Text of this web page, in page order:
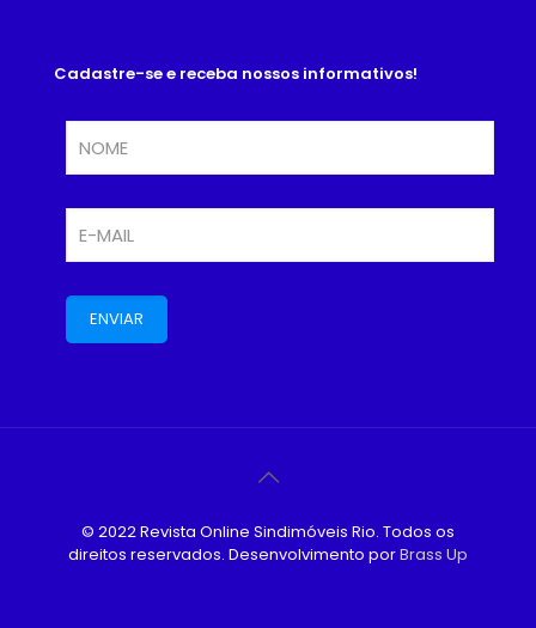
Cadastre-se e receba nossos informativos!
© 2022 Revista Online Sindimóveis Rio. Todos os
direitos reservados. Desenvolvimento porBrass Up